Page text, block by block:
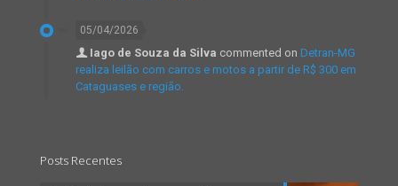
05/04/2026
Iago de Souza da Silva commented on Detran-MG
realiza leilão com carros e motos a partir de R$ 300 em
Cataguases e região.
Posts Recentes